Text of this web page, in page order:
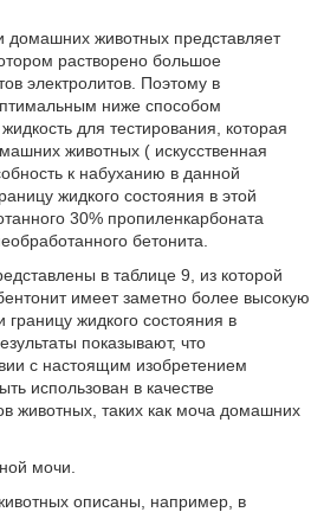
домашних животных представляет
растворено большое
электролитов. Поэтому в
ниже способом
для тестирования, которая
животных ( искусственная
к набуханию в данной
жидкого состояния в этой
30% пропиленкарбоната
бетонита.
в таблице 9, из которой
имеет заметно более высокую
жидкого состояния в
показывают, что
с настоящим изобретением
использован в качестве
животных, таких как моча домашних
мочи.
описаны, например, в